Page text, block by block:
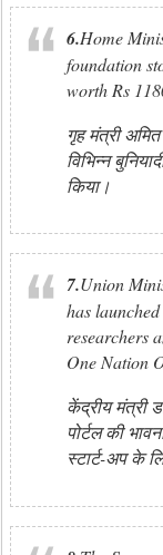
6.Home
foundation
worth Rs
गृह मंत्री
विभिन्न
किया।
7.Union
has
researchers
One Nation
केंद्रीय मंत्री
पोर्टल की
स्टार्ट-अप के